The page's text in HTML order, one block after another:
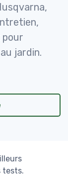
pour
jardin.
tests.